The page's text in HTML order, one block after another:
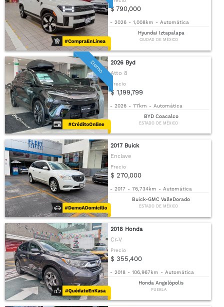
$ 790,000
- 2026 - 1,008km - Automática
Hyundai Iztapalapa
CIUDAD DE MÉXICO
Demo
2026 Byd
Atto 8
Precio
$ 1,199,799
- 2026 - 77km - Automática
BYD Coacalco
ESTADO DE MÉXICO
2017 Buick
Enclave
Precio
$ 270,000
- 2017 - 76,734km - Automática
Buick-GMC ValleDorado
ESTADO DE MÉXICO
2018 Honda
Cr-V
Precio
$ 355,400
- 2018 - 106,967km - Automática
Honda Angelópolis
PUEBLA